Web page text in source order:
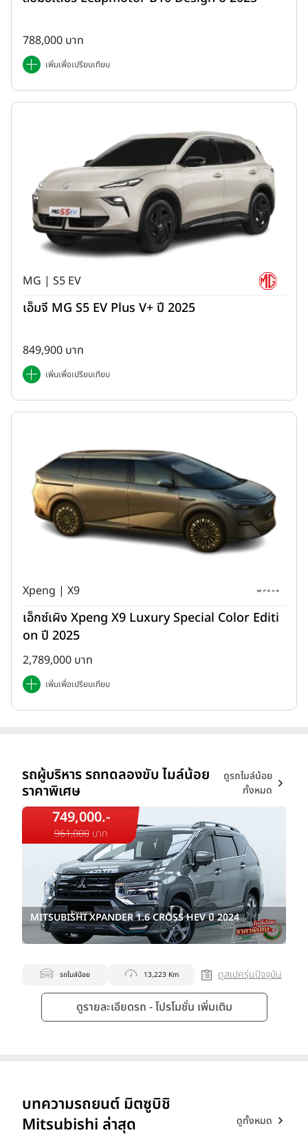
788,000 บาท
เพิ่มเพื่อเปรียบเทียบ
MG | S5 EV
เอ็มจี MG S5 EV Plus V+ ปี 2025
849,900 บาท
เพิ่มเพื่อเปรียบเทียบ
Xpeng | X9
เอ็กซ์เผิง Xpeng X9 Luxury Special Color Editi
on ปี 2025
2,789,000 บาท
เพิ่มเพื่อเปรียบเทียบ
รถผู้บริหาร รถทดลองขับ ไมล์น้อย
ราคาพิเศษ
ดูรถไมล์น้อย
ทั้งหมด
749,000.-
961,000บาท
MITSUBISHI XPANDER 1.6 CROSS HEV ปี 2024
รถไมล์น้อย 13,223 Km ดูสเปครุ่นปัจจุบัน
ดูรายละเอียดรถ - โปรโมชั่น เพิ่มเติม
บทความรถยนต์ มิตซูบิชิ
Mitsubishi ล่าสุด
ดูทั้งหมด